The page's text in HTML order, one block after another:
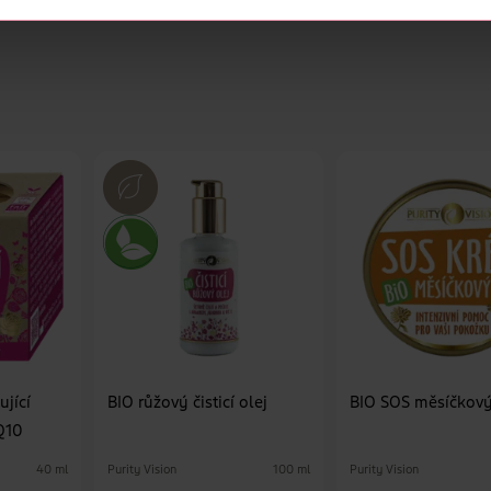
40 ml
BIO růžový čisticí olej
Purity Vision 100 ml
BIO SOS
Purity Vision